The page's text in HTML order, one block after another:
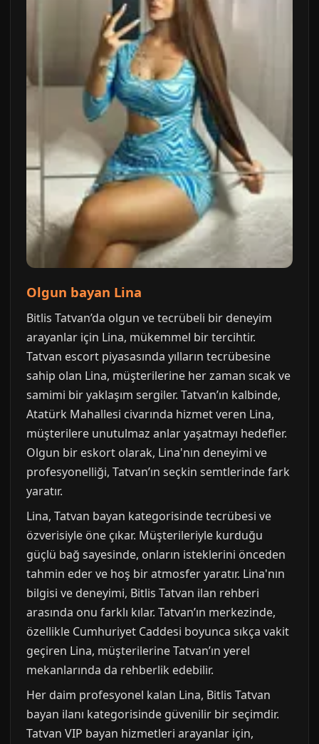
Olgun bayan Lina
Bitlis Tatvan’da olgun ve tecrübeli bir deneyim
arayanlar için Lina, mükemmel bir tercihtir.
Tatvan escort piyasasında yılların tecrübesine
sahip olan Lina, müşterilerine her zaman sıcak ve
samimi bir yaklaşım sergiler. Tatvan’ın kalbinde,
Atatürk Mahallesi civarında hizmet veren Lina,
müşterilere unutulmaz anlar yaşatmayı hedefler.
Olgun bir eskort olarak, Lina'nın deneyimi ve
profesyonelliği, Tatvan’ın seçkin semtlerinde fark
yaratır.
Lina, Tatvan bayan kategorisinde tecrübesi ve
özverisiyle öne çıkar. Müşterileriyle kurduğu
güçlü bağ sayesinde, onların isteklerini önceden
tahmin eder ve hoş bir atmosfer yaratır. Lina'nın
bilgisi ve deneyimi, Bitlis Tatvan ilan rehberi
arasında onu farklı kılar. Tatvan’ın merkezinde,
özellikle Cumhuriyet Caddesi boyunca sıkça vakit
geçiren Lina, müşterilerine Tatvan’ın yerel
mekanlarında da rehberlik edebilir.
Her daim profesyonel kalan Lina, Bitlis Tatvan
bayan ilanı kategorisinde güvenilir bir seçimdir.
Tatvan VIP bayan hizmetleri arayanlar için,